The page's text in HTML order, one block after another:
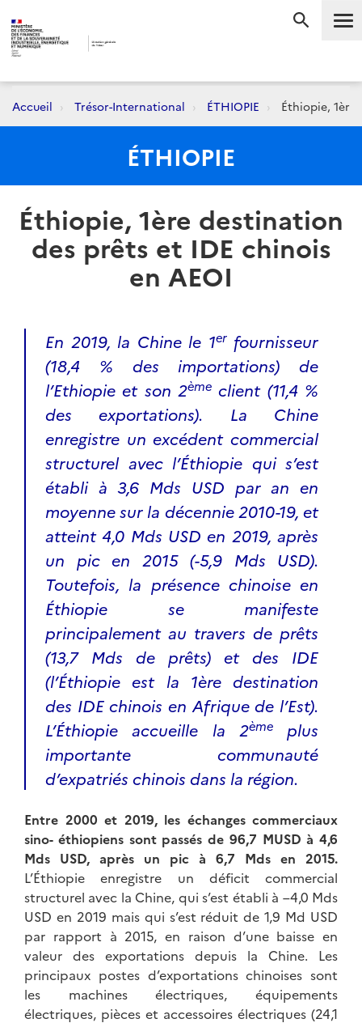
Accueil Trésor-International ÉTHIOPIE Éthiopie, 1ère
ÉTHIOPIE
Éthiopie, 1ère destination
des prêts et IDE chinois
en AEOI
En 2019, la Chine le 1erfournisseur
(18,4 % des importations) de
l’Ethiopie et son 2ème client (11,4 %
des exportations). La Chine
enregistre un excédent commercial
structurel avec l’Éthiopie qui s’est
établi à 3,6 Mds USD par an en
moyenne sur la décennie 2010-19, et
atteint 4,0 Mds USD en 2019, après
un pic en 2015 (-5,9 Mds USD).
Toutefois, la présence chinoise en
Éthiopie se manifeste
principalement au travers de prêts
(13,7 Mds de prêts) et des IDE
(l’Éthiopie est la 1ère destination
des IDE chinois en Afrique de l’Est).
L’Éthiopie accueille la 2èmeplus
importante communauté
d’expatriés chinois dans la région.
Entre 2000 et 2019, les échanges commerciaux
sino- éthiopiens sont passés de 96,7 MUSD à 4,6
Mds USD, après un pic à 6,7 Mds en 2015.
L’Éthiopie enregistre un déficit commercial
structurel avec la Chine, qui s’est établi à –4,0 Mds
USD en 2019 mais qui s’est réduit de 1,9 Md USD
par rapport à 2015, en raison d’une baisse en
valeur des exportations depuis la Chine. Les
principaux postes d’exportations chinoises sont
les machines électriques, équipements
électriques, pièces et accessoires électriques (24,1